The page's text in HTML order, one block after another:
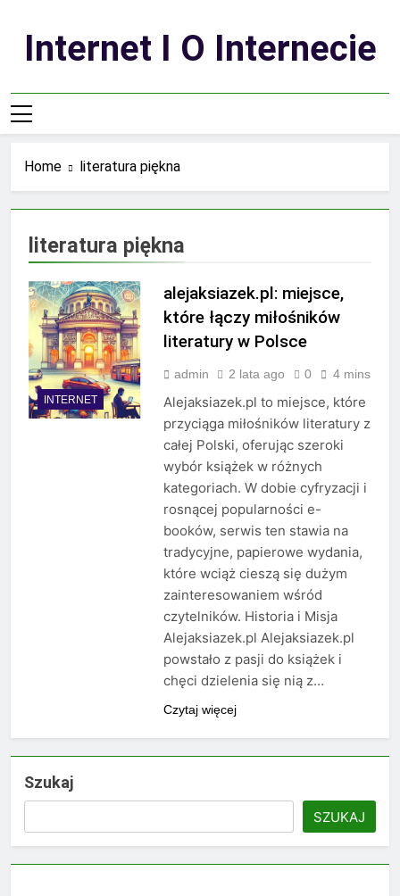
contentInternet I O Internecie
Home literatura piękna
literatura piękna
INTERNET
alejaksiazek.pl: miejsce,
które łączy miłośników
literatury w Polsce
admin 2 lata ago 0 4 mins
Alejaksiazek.pl to miejsce, które
przyciąga miłośników literatury z
całej Polski, oferując szeroki
wybór książek w różnych
kategoriach. W dobie cyfryzacji i
rosnącej popularności e-
booków, serwis ten stawia na
tradycyjne, papierowe wydania,
które wciąż cieszą się dużym
zainteresowaniem wśród
czytelników. Historia i Misja
Alejaksiazek.pl Alejaksiazek.pl
powstało z pasji do książek i
chęci dzielenia się nią z…
Czytaj więcej
Szukaj
SZUKAJ